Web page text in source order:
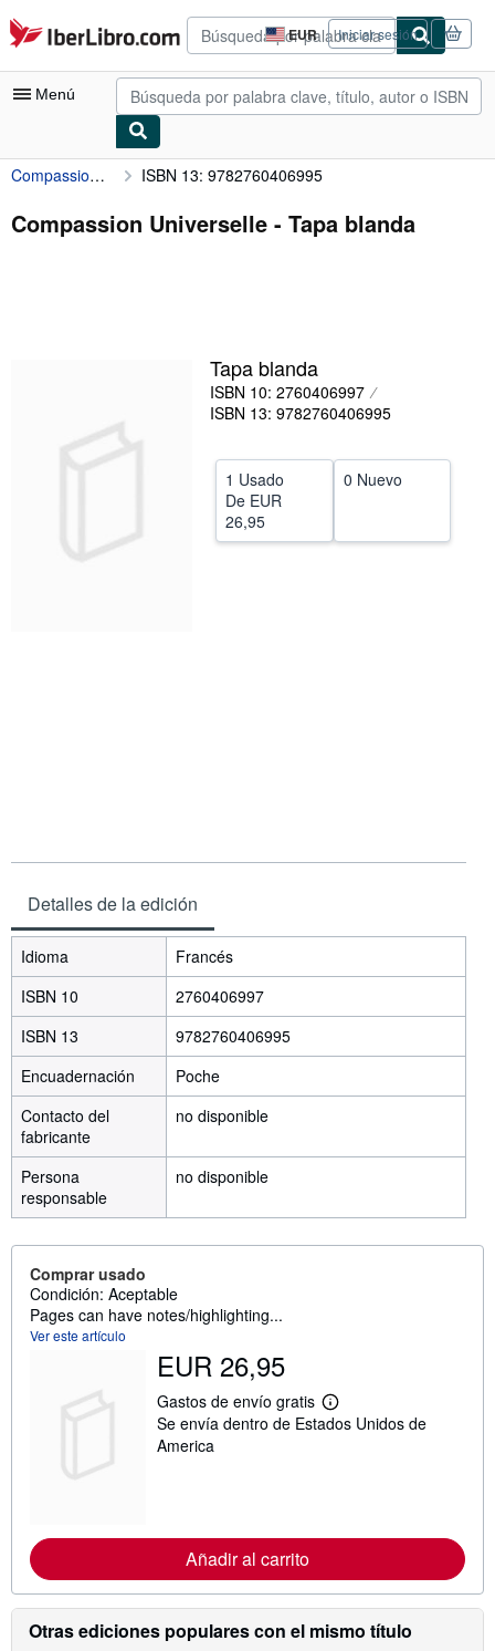
Pasar al contenido principal
IberLibro.com EUR
Preferencias
de
compra
del
Iniciar sesión
Menú
Mi cuenta
Consultar mis pedidos
Comenzar a vender
CERRAR
Compassion Universelle ISBN 13: 9782760406995
Compassion Universelle - Tapa blanda
Tapa blanda
ISBN 10: 2760406997
ISBN 13: 9782760406995
1 Usado
De EUR
26,95
0 Nuevo
Detalles de la edición
Idioma
Francés
ISBN 10
2760406997
ISBN 13
9782760406995
Encuadernación
Poche
Contacto del
fabricante
no disponible
Persona
responsable
no disponible
Comprar usado
Condición: Aceptable
Pages can have notes/highlighting...
Ver este artículo
EUR 26,95
Gastos de envío gratis
M
á
m
i
ó
n
s
Se envía dentro de Estados Unidos de
America
Añadir al carrito
Otras ediciones populares con el mismo título